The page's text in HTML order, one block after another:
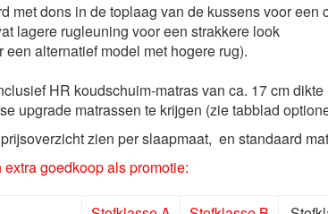
met dons in de toplaag van de kussens voor een
lagere rugleuning voor een strakkere look
een alternatief model met hogere rug).
HR koudschuim-matras van ca. 17 cm
upgrade matrassen te krijgen (zie tabblad
zien per slaapmaat, en standaard
goedkoop als promotie: